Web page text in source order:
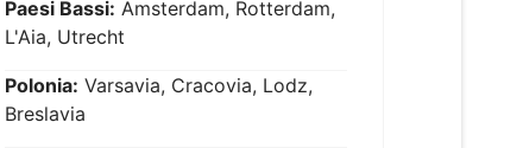
Paesi Bassi: Amsterdam, Rotterdam,
L'Aia, Utrecht
Polonia: Varsavia, Cracovia, Lodz,
Breslavia